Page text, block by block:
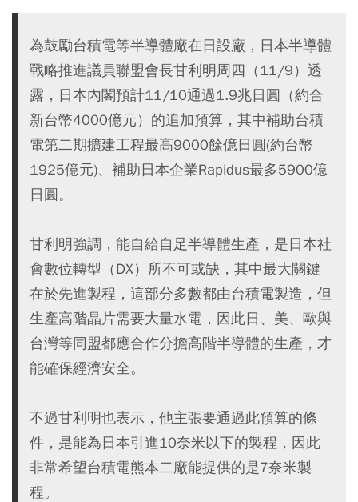
為鼓勵台積電等半導體廠在日設廠，日本半導體
戰略推進議員聯盟會長甘利明周四（11/9）透
露，日本內閣預計11/10通過1.9兆日圓（約合
新台幣4000億元）的追加預算，其中補助台積
電第二期擴建工程最高9000餘億日圓(約台幣
1925億元)、補助日本企業Rapidus最多5900億
日圓。
甘利明強調，能自給自足半導體生產，是日本社
會數位轉型（DX）所不可或缺，其中最大關鍵
在於先進製程，這部分多數都由台積電製造，但
生產高階晶片需要大量水電，因此日、美、歐與
台灣等同盟都應合作分擔高階半導體的生產，才
能確保經濟安全。
不過甘利明也表示，他主張要通過此預算的條
件，是能為日本引進10奈米以下的製程，因此
非常希望台積電熊本二廠能提供的是7奈米製
程。